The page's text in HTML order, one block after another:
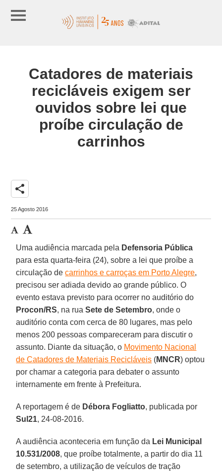
Catadores de materiais
recicláveis exigem ser
ouvidos sobre lei que
proíbe circulação de
carrinhos
share
25 Agosto 2016
Uma audiência marcada pela Defensoria Pública
para esta quarta-feira (24), sobre a lei que proíbe a
circulação decarrinhos e carroças em Porto Alegre,
precisou ser adiada devido ao grande público. O
evento estava previsto para ocorrer no auditório do
Procon/RS, na ruaSete de Setembro, onde o
auditório conta com cerca de 80 lugares, mas pelo
menos 200 pessoas compareceram para discutir o
assunto. Diante da situação, o Movimento Nacional
de Catadores de Materiais Recicláveis (MNCR) optou
por chamar a categoria para debater o assunto
internamente em frente à Prefeitura.
A reportagem é de Débora Fogliatto, publicada por
Sul21, 24-08-2016.
A audiência aconteceria em função da Lei Municipal
10.531/2008, que proíbe totalmente, a partir do dia 11
de setembro, a utilização de veículos de tração